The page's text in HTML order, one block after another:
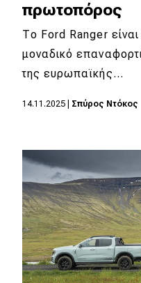
πρωτοπόρος
Το Ford Ranger
μοναδικό
της ευρωπαϊκής…
14.11.2025 Σπύρος Ντόκος